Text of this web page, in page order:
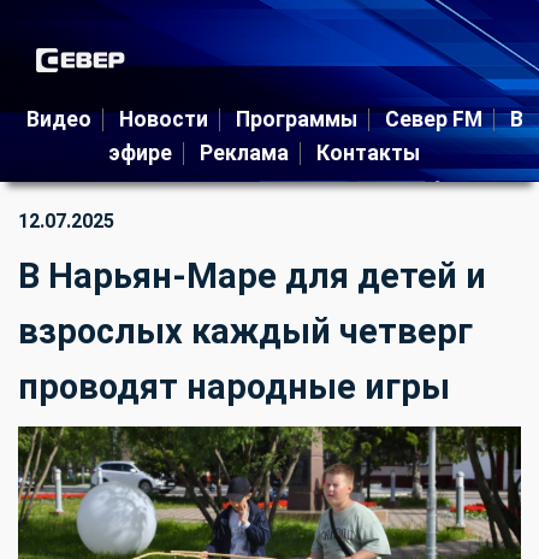
Видео Новости Программы Север FM
В
эфире
Реклама Контакты
12.07.2025
В Нарьян-Маре для детей и
взрослых каждый четверг
проводят народные игры